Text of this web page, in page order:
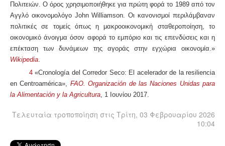
Πολιτειών. Ο όρος χρησιμοποιήθηκε για πρώτη φορά το 1989 από τον
Αγγλό οικονομολόγο John Williamson. Οι κανονισμοί περιλάμβαναν
πολιτικές σε τομείς όπως η μακροοικονομική σταθεροποίηση, το
οικονομικό άνοιγμα όσον αφορά το εμπόριο και τις επενδύσεις και η
επέκταση των δυνάμεων της αγοράς στην εγχώρια οικονομία.»
Wikipedia.
4«Cronología del Corredor Seco: El acelerador de la resiliencia
en Centroamérica», FAO. Organización de las Naciones Unidas para
la Alimentación y la Agricultura, 1 Ιουνίου 2017.
Τελευταία τροποποίηση στις Τρίτη, 03 Φεβρουαρίου 2026
10:04